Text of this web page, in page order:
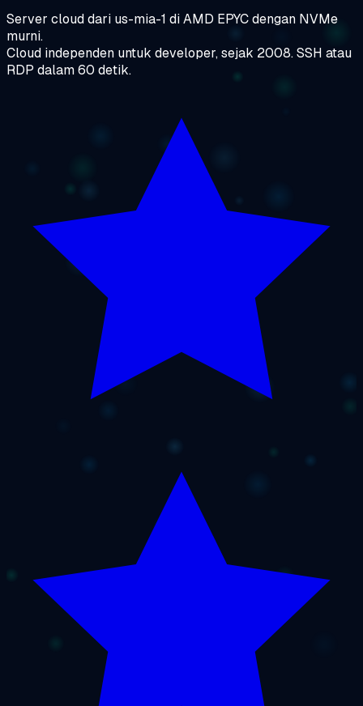
Server cloud dari us-mia-1 di AMD EPYC dengan NVMe
murni.
Cloud independen untuk developer, sejak 2008. SSH atau
RDP dalam 60 detik.